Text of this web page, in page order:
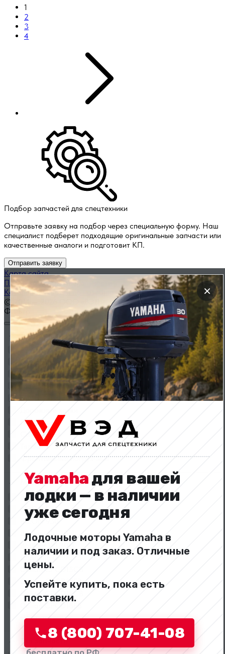
1
2
3
4
Подбор запчастей для спецтехники
Отправьте заявку на подбор через специальную форму. Наш
специалист подберет подходящие оригинальные запчасти или
качественные аналоги и подготовит КП.
Отправить заявку
×
Yamahaдля вашей
лодки — в наличии
уже сегодня
Лодочные моторы Yamaha в
наличии и под заказ. Отличные
цены.
Успейте купить, пока есть
поставки.
8 (800) 707-41-08
Карта сайта
Политика конфиденциальности
Каталог запчастей по названию
© 2014 — 2026 ООО «ВЭД»
Фильтр
Тип техники
Автокраны
Бульдозеры
Вилочные погрузчики
Грейдеры
Грузовики
Погрузчики
Самосвалы
Тягачи
Фронтальные погрузчики
Модель
BIZON 920
BIZON 925
BIZON 930
Boulder WL20H
Boulder WL30H
Changlin GE90ES
Dalian CPCD15CB
Dalian CPCD15FB
Dalian CPCD18CB
Показать всё
Тип запчасти